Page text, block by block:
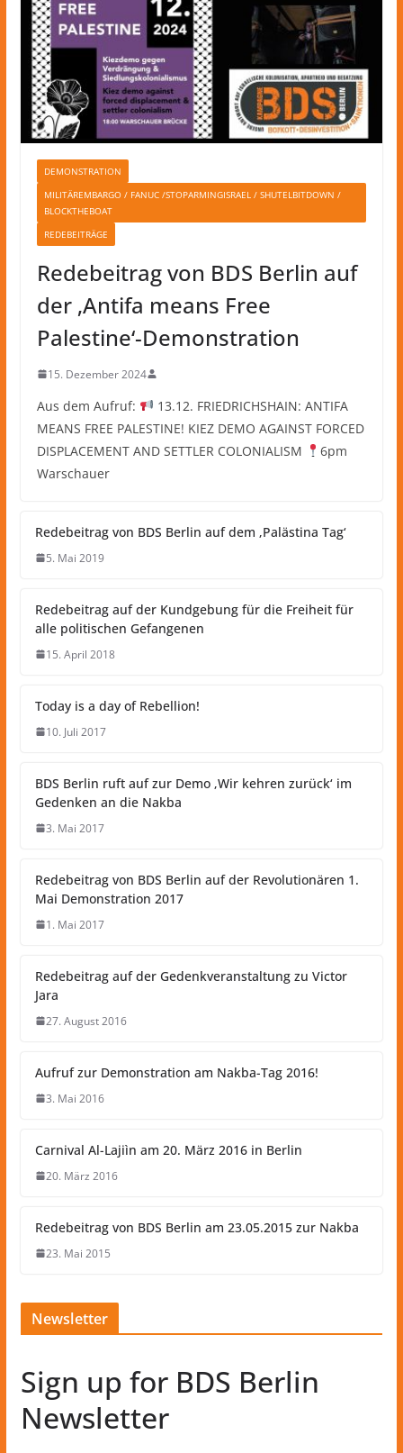
DEMONSTRATION
MILITÄREMBARGO / FANUC /STOPARMINGISRAEL / SHUTELBITDOWN /
BLOCKTHEBOAT
REDEBEITRÄGE
Redebeitrag von BDS Berlin auf
der ‚Antifa means Free
Palestine‘-Demonstration
15. Dezember 2024
Aus dem Aufruf:
13.12. FRIEDRICHSHAIN: ANTIFA
MEANS FREE PALESTINE! KIEZ DEMO AGAINST FORCED
DISPLACEMENT AND SETTLER COLONIALISM
6pm
Warschauer
Redebeitrag von BDS Berlin auf dem ‚Palästina Tag‘
5. Mai 2019
Redebeitrag auf der Kundgebung für die Freiheit für
alle politischen Gefangenen
15. April 2018
Today is a day of Rebellion!
10. Juli 2017
BDS Berlin ruft auf zur Demo ‚Wir kehren zurück‘ im
Gedenken an die Nakba
3. Mai 2017
Redebeitrag von BDS Berlin auf der Revolutionären 1.
Mai Demonstration 2017
1. Mai 2017
Redebeitrag auf der Gedenkveranstaltung zu Victor
Jara
27. August 2016
Aufruf zur Demonstration am Nakba-Tag 2016!
3. Mai 2016
Carnival Al-Lajiìn am 20. März 2016 in Berlin
20. März 2016
Redebeitrag von BDS Berlin am 23.05.2015 zur Nakba
23. Mai 2015
Newsletter
Sign up for BDS Berlin
Newsletter